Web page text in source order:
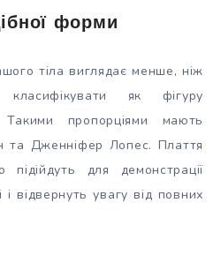
форми
тіла виглядає менше, ніж
як фігуру
Такими пропорціями мають
та Дженніфер Лопес. Плаття
для демонстрації
відвернуть увагу від повних